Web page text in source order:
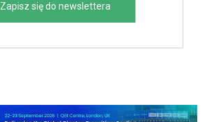
Zapisz się do newslettera